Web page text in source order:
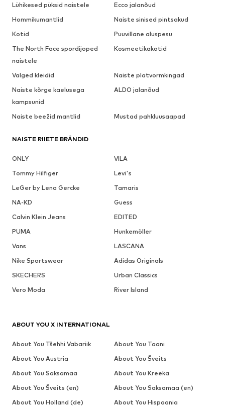
Lühikesed püksid naistele
Ecco jalanõud
Hommikumantlid
Naiste sinised pintsakud
Kotid
Puuvillane aluspesu
The North Face spordijoped
naistele
Kosmeetikakotid
Valged kleidid
Naiste platvormkingad
Naiste kõrge kaelusega
kampsunid
ALDO jalanõud
Naiste beežid mantlid Mustad pahkluusaapad
NAISTE RIIETE BRÄNDID
ONLY
VILA
Tommy Hilfiger
Levi's
LeGer by Lena Gercke
Tamaris
NA-KD
Guess
Calvin Klein Jeans
EDITED
PUMA
Hunkemöller
Vans
LASCANA
Nike Sportswear
Adidas Originals
SKECHERS
Urban Classics
Vero Moda
River Island
ABOUT YOU X INTERNATIONAL
About You Tšehhi Vabariik
About You Taani
About You Austria
About You Šveits
About You Saksamaa
About You Kreeka
About You Šveits (en)
About You Saksamaa (en)
About You Holland (de)
About You Hispaania